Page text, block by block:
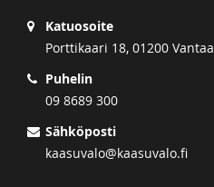
Katuosoite
Porttikaari 18, 01200 Vantaa
Puhelin
09 8689 300
Sähköposti
kaasuvalo@kaasuvalo.fi